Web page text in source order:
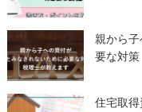
親から
要な対策
住宅取